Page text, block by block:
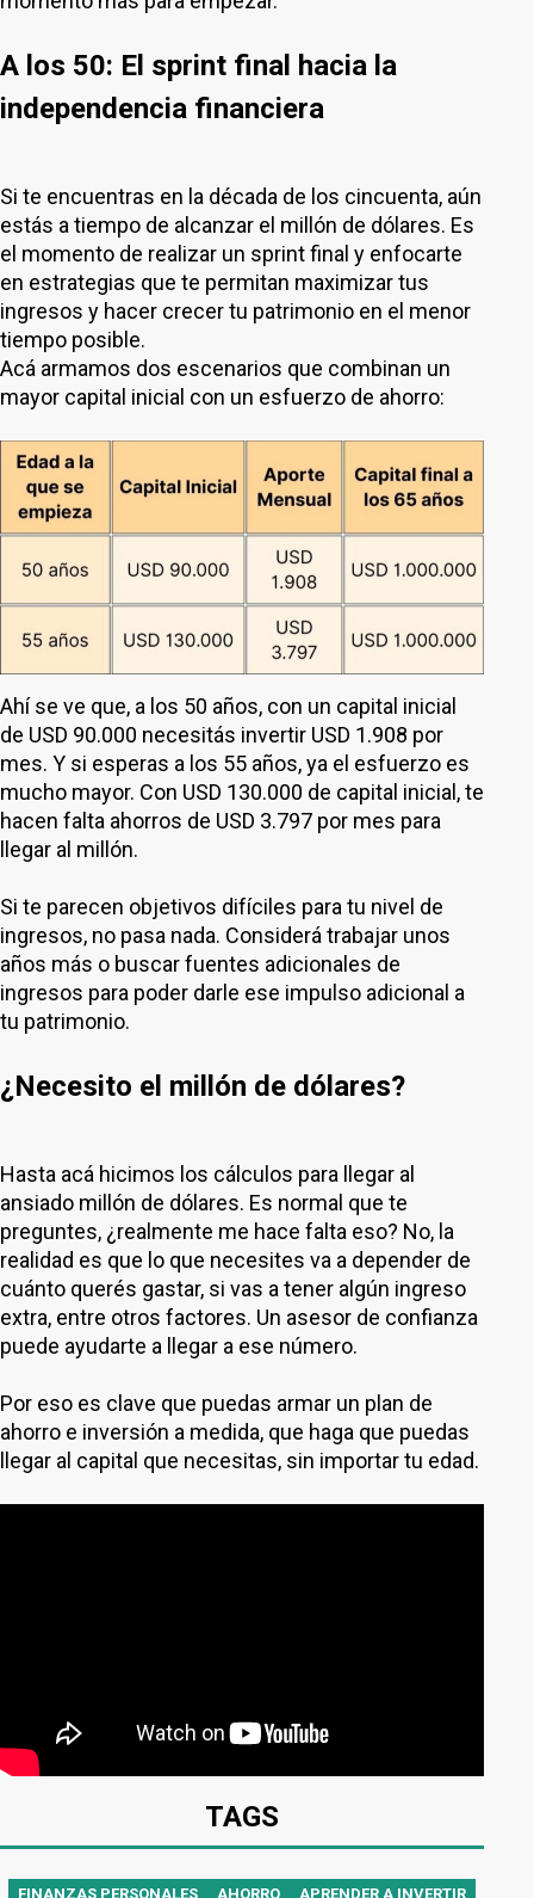
A los 50: El sprint final hacia la
independencia financiera
Si te encuentras en la década de los cincuenta, aún
estás a tiempo de alcanzar el millón de dólares. Es
el momento de realizar un sprint final y enfocarte
en estrategias que te permitan maximizar tus
ingresos y hacer crecer tu patrimonio en el menor
tiempo posible.
Acá armamos dos escenarios que combinan un
mayor capital inicial con un esfuerzo de ahorro:
Ahí se ve que, a los 50 años, con un capital inicial
de USD 90.000 necesitás invertir USD 1.908 por
mes. Y si esperas a los 55 años, ya el esfuerzo es
mucho mayor. Con USD 130.000 de capital inicial, te
hacen falta ahorros de USD 3.797 por mes para
llegar al millón.
Si te parecen objetivos difíciles para tu nivel de
ingresos, no pasa nada. Considerá trabajar unos
años más o buscar fuentes adicionales de
ingresos para poder darle ese impulso adicional a
tu patrimonio.
¿Necesito el millón de dólares?
Hasta acá hicimos los cálculos para llegar al
ansiado millón de dólares. Es normal que te
preguntes, ¿realmente me hace falta eso? No, la
realidad es que lo que necesites va a depender de
cuánto querés gastar, si vas a tener algún ingreso
extra, entre otros factores. Un asesor de confianza
puede ayudarte a llegar a ese número.
Por eso es clave que puedas armar un plan de
ahorro e inversión a medida, que haga que puedas
llegar al capital que necesitas, sin importar tu edad.
TAGS
FINANZAS PERSONALES AHORRO APRENDER A INVERTIR